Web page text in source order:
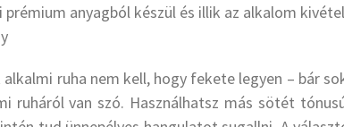
prémium anyagból készül és illik az alkalom
ruha nem kell, hogy fekete legyen – bár
ruháról van szó. Használhatsz más sötét